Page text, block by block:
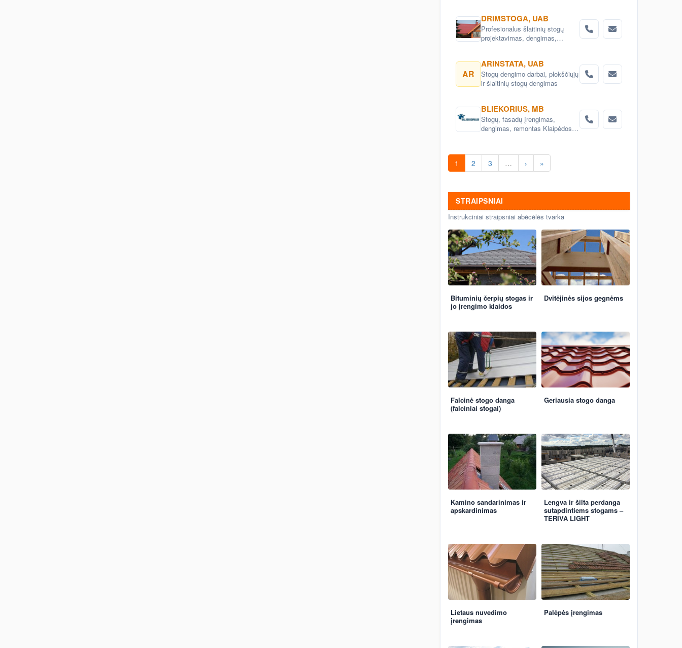
DRIMSTOGA, UAB
Profesionalus šlaitinių stogų
projektavimas, dengimas,
statyba.Laiptų gamyba ir
įrengimas Vilniaus raj.
AR
ARINSTATA, UAB
Stogų dengimo darbai, plokščiųjų
ir šlaitinių stogų dengimas
BLIEKORIUS, MB
Stogų, fasadų įrengimas,
dengimas, remontas Klaipėdos
1 2 3 … › »
STRAIPSNIAI
Instrukciniai straipsniai abėcėlės tvarka
Bituminių čerpių stogas ir
jo įrengimo klaidos
Dvitėjinės sijos gegnėms
Falcinė stogo danga
(falciniai stogai)
Geriausia stogo danga
Kamino sandarinimas ir
apskardinimas
Lengva ir šilta perdanga
sutapdintiems stogams –
TERIVA LIGHT
Lietaus nuvedimo
įrengimas
Palėpės įrengimas